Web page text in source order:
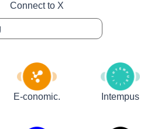
Connect to X
E-conomic. Intempus